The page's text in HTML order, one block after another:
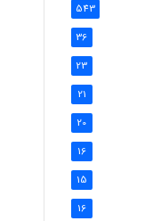
543
36
23
21
20
16
15
16